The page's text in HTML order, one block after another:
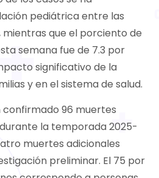
pediátrica entre las
mientras que el porciento de
semana fue de 7.3 por
significativo de la
y en el sistema de salud.
confirmado 96 muertes
la temporada 2025-
muertes adicionales
preliminar. El 75 por